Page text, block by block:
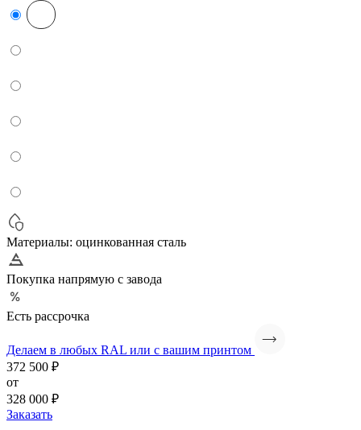
Материалы: оцинкованная сталь
Покупка напрямую с завода
Есть рассрочка
Делаем в любых RAL или с вашим принтом
372 500 ₽
от
328 000 ₽
Заказать